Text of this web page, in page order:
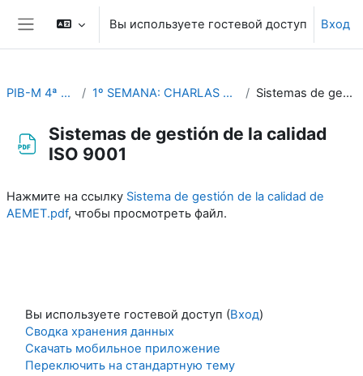
Перейти к основному содержанию
Боковая панель
Вы используете гостевой доступ Вход
PIB-M 4ª Ed. (fase práctica) 1º SEMANA: CHARLAS TEMÁTICAS (Del 4 al 8 de septiembre) Sistemas de gestión de la calidad ISO 9001
Sistemas de gestión de la calidad
ISO 9001
Нажмите на ссылку Sistema de gestión de la calidad de
AEMET.pdf, чтобы просмотреть файл.
Вы используете гостевой доступ (Вход)
Сводка хранения данных
Скачать мобильное приложение
Переключить на стандартную тему